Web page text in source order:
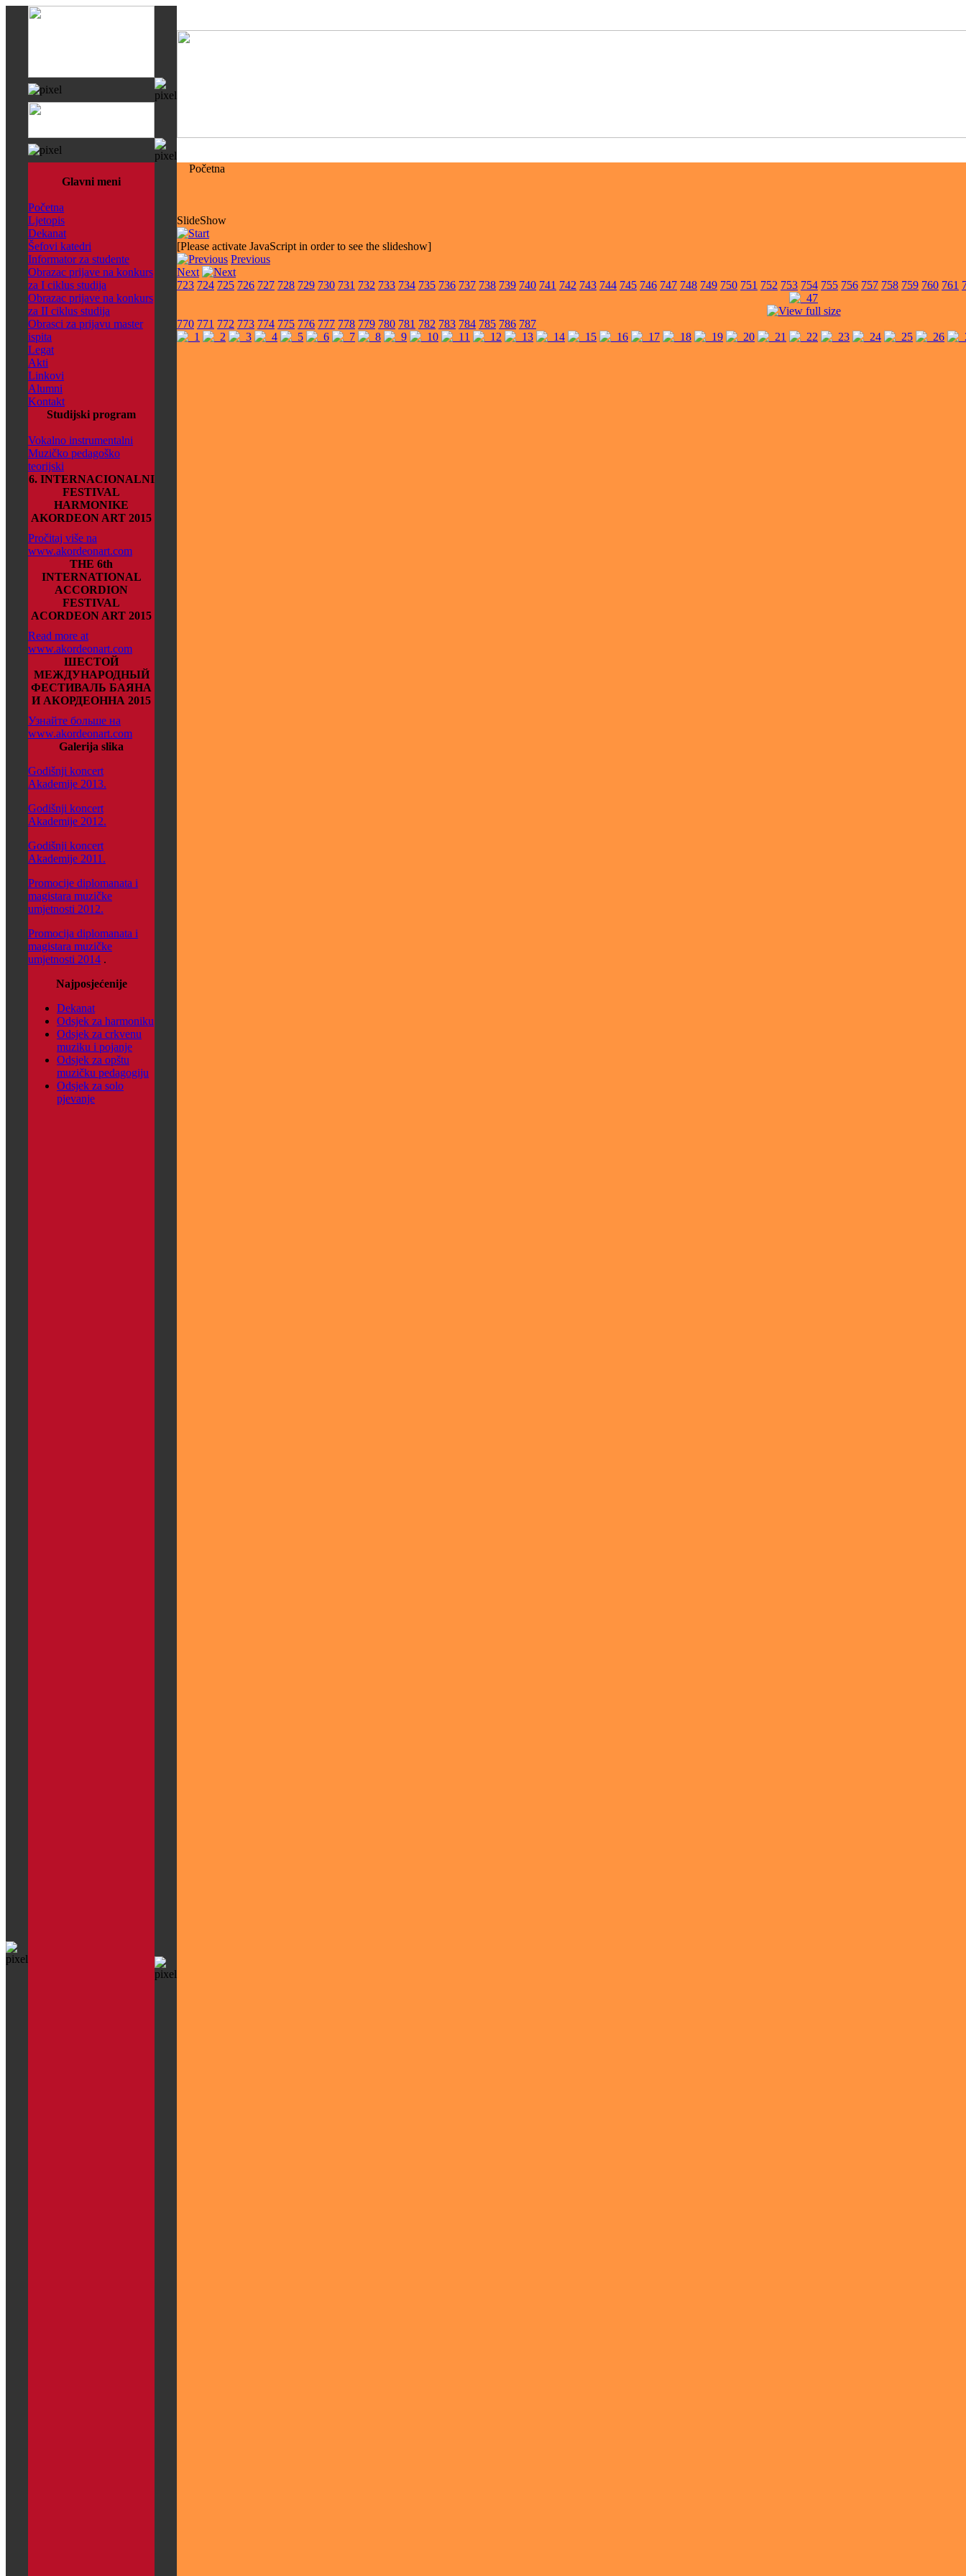
Glavni meni
Početna
Ljetopis
Dekanat
Šefovi katedri
Informator za studente
Obrazac prijave na konkurs
za I ciklus studija
Obrazac prijave na konkurs
za II ciklus studija
Obrasci za prijavu master
ispita
Legat
Akti
Linkovi
Alumni
Kontakt
Studijski program
Vokalno instrumentalni
Muzičko pedagoško
teorijski
6. INTERNACIONALNI
FESTIVAL
HARMONIKE
AKORDEON ART 2015
Pročitaj više na
www.akordeonart.com
THE 6th
INTERNATIONAL
ACCORDION
FESTIVAL
ACORDEON ART 2015
Read more at
www.akordeonart.com
ШЕСТОЙ
МЕЖДУНАРОДНЫЙ
ФЕСТИВАЛЬ БАЯНА
И АКОРДЕОННА 2015
Узнайте больше на
www.akordeonart.com
Galerija slika
Godišnji koncert
Akademije 2013.
Godišnji koncert
Akademije 2012.
Godišnji koncert
Akademije 2011.
Promocije diplomanata i
magistara muzičke
umjetnosti 2012.
Promocija diplomanata i
magistara muzičke
umjetnosti 2014 .
Najposjećenije
Dekanat
Odsjek za harmoniku
Odsjek za crkvenu
muziku i pojanje
Odsjek za opštu
muzičku pedagogiju
Odsjek za solo
pjevanje
Početna
SlideShow
[Please activate JavaScript in order to see the slideshow]
Previous
Next
723 724 725 726 727 728 729 730 731 732 733 734 735 736 737 738 739 740 741 742 743 744 745 746 747 748 749 750 751 752 753 754 755 756 757 758 759 760 761
770 771 772 773 774 775 776 777 778 779 780 781 782 783 784 785 786 787